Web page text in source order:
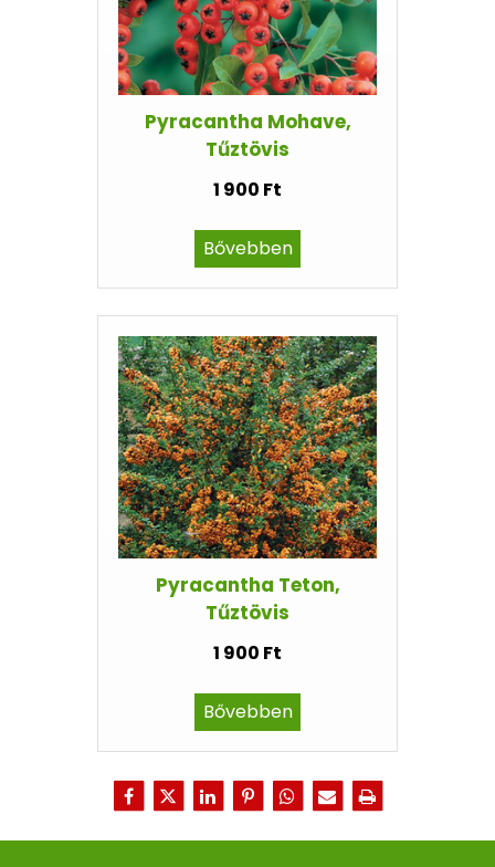
Pyracantha Mohave,
Tűztövis
1 900 Ft
Bővebben
Pyracantha Teton,
Tűztövis
1 900 Ft
Bővebben